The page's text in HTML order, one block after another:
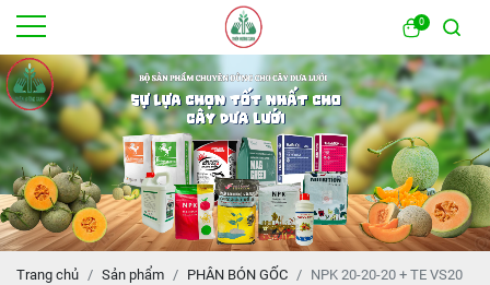
0
Trang chủ Sản phẩm PHÂN BÓN GỐC NPK 20-20-20 + TE VS20